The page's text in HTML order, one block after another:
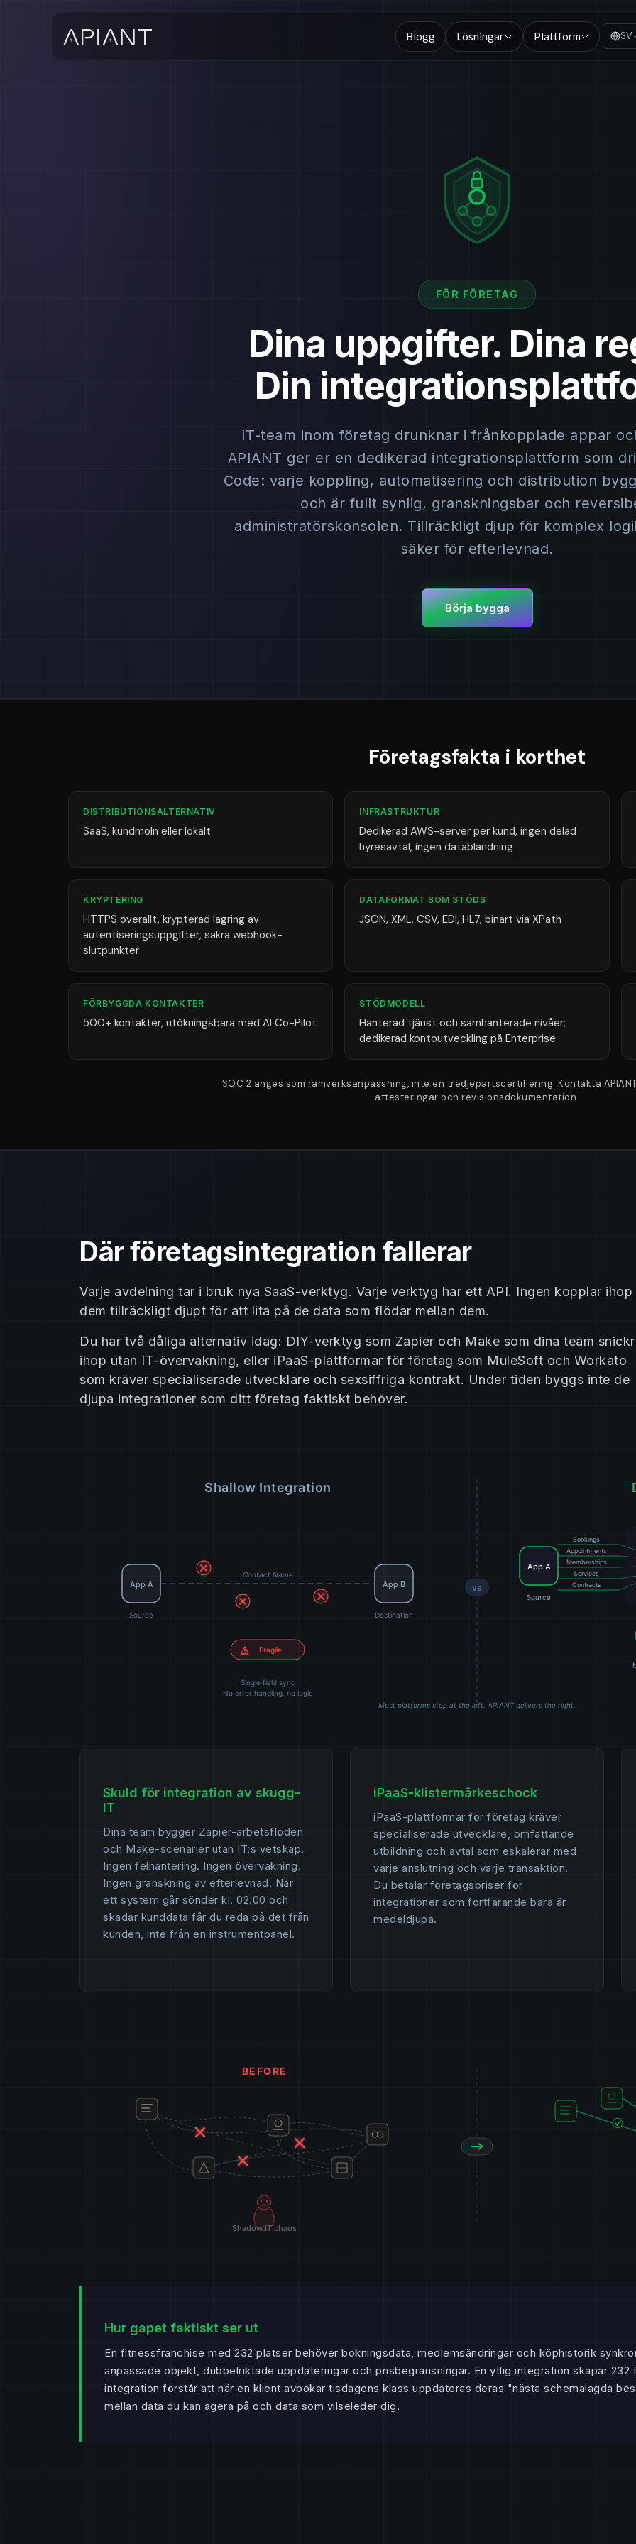
Blogg Lösningar Plattform SV
FÖR FÖRETAG
Dina uppgifter. Dina
Din
IT-team inom företag drunknar i frånkopplade appar
APIANT ger er en dedikerad integrationsplattform som
Code: varje koppling, automatisering och distribution
och är fullt synlig, granskningsbar och
administratörskonsolen. Tillräckligt djup för komplex
säker för efterlevnad.
Börja bygga
Företagsfakta i korthet
DISTRIBUTIONSALTERNATIV
SaaS, kundmoln eller lokalt
INFRASTRUKTUR
Dedikerad AWS-server per kund, ingen delad
hyresavtal, ingen datablandning
KRYPTERING
HTTPS överallt, krypterad lagring av
autentiseringsuppgifter, säkra webhook-
slutpunkter
DATAFORMAT SOM STÖDS
JSON, XML, CSV, EDI, HL7, binärt via XPath
FÖRBYGGDA KONTAKTER
500+ kontakter, utökningsbara med AI Co-Pilot
STÖDMODELL
Hanterad tjänst och samhanterade nivåer;
dedikerad kontoutveckling på Enterprise
SOC 2 anges som ramverksanpassning, inte en tredjepartscertifiering. Kontakta
attesteringar och revisionsdokumentation.
Där företagsintegration fallerar
Varje avdelning tar i bruk nya SaaS-verktyg. Varje verktyg har ett API. Ingen kopplar ihop
dem tillräckligt djupt för att lita på de data som flödar mellan dem.
Du har två dåliga alternativ idag: DIY-verktyg som Zapier och Make som dina team
ihop utan IT-övervakning, eller iPaaS-plattformar för företag som MuleSoft och Workato
som kräver specialiserade utvecklare och sexsiffriga kontrakt. Under tiden byggs inte de
djupa integrationer som ditt företag faktiskt behöver.
Skuld för integration av skugg-
IT
Dina team bygger Zapier-arbetsflöden
och Make-scenarier utan IT:s vetskap.
Ingen felhantering. Ingen övervakning.
Ingen granskning av efterlevnad. När
ett system går sönder kl. 02.00 och
skadar kunddata får du reda på det från
kunden, inte från en instrumentpanel.
iPaaS-klistermärkeschock
iPaaS-plattformar för företag kräver
specialiserade utvecklare, omfattande
utbildning och avtal som eskalerar med
varje anslutning och varje transaktion.
Du betalar företagspriser för
integrationer som fortfarande bara är
medeldjupa.
Hur gapet faktiskt ser ut
En fitnessfranchise med 232 platser behöver bokningsdata, medlemsändringar och köphistorik
anpassade objekt, dubbelriktade uppdateringar och prisbegränsningar. En ytlig integration skapar 232
integration förstår att när en klient avbokar tisdagens klass uppdateras deras "nästa schemalagda
mellan data du kan agera på och data som vilseleder dig.